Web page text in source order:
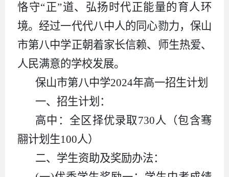
恪守“正”道、弘扬时代正能量的育人环
境。经过一代代八中人的同心勠力，保山
市第八中学正朝着家长信赖、师生热爱、
人民满意的学校发展。
保山市第八中学2024年高一招生计划
一、招生计划：
高中：全区择优录取730人（包含骞
翮计划生100人）
二、学生资助及奖励办法：